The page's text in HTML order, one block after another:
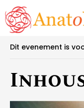
« Alle
Dit evenement is